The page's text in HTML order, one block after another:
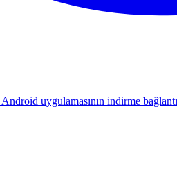
uygulamasının indirme